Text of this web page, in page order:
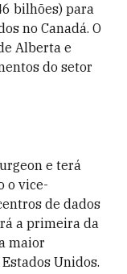
bilhões) para
no Canadá. O
Alberta e
do setor
e terá
o vice-
de dados
a primeira da
maior
Unidos.